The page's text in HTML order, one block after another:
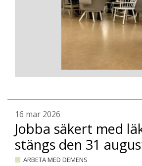
16 mar 2026
Jobba säkert med
stängs den 31
ARBETA MED DEMENS